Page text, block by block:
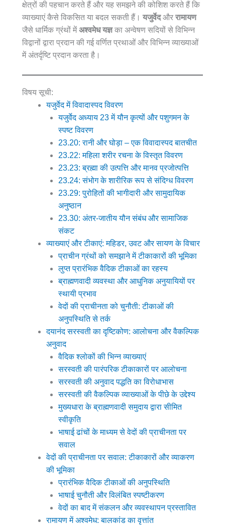
क्षेत्रों की पहचान करते हैं और यह समझने की कोशिश करते हैं कि
व्याख्याएं कैसे विकसित या बदल सकती हैं। यजुर्वेदऔर रामायण
जैसे धार्मिक ग्रंथों मेंअश्वमेध यज्ञका अन्वेषण सदियों से विभिन्न
विद्वानों द्वारा प्रदान की गई वर्णित प्रथाओं और विभिन्न व्याख्याओं
में अंतर्दृष्टि प्रदान करता है।
विषय सूची:
यजुर्वेद में विवादास्पद विवरण
यजुर्वेद अध्याय 23 में यौन कृत्यों और पशुगमन के
स्पष्ट विवरण
23.20: रानी और घोड़ा – एक विवादास्पद बातचीत
23.22: महिला शरीर रचना के विस्तृत विवरण
23.23: ब्रह्मा की उत्पत्ति और मानव प्रजोत्पत्ति
23.24: संभोग के शारीरिक रूप से संदिग्ध विवरण
23.29: पुरोहितों की भागीदारी और सामुदायिक
अनुष्ठान
23.30: अंतर-जातीय यौन संबंध और सामाजिक
संकट
व्याख्याएं और टीकाएं: महिडर, उवट और सायण के विचार
प्राचीन ग्रंथों को समझाने में टीकाकारों की भूमिका
लुप्त प्रारंभिक वैदिक टीकाओं का रहस्य
ब्राह्मणवादी व्यवस्था और आधुनिक अनुयायियों पर
स्थायी प्रभाव
वेदों की प्राचीनता को चुनौती: टीकाओं की
अनुपस्थिति से तर्क
दयानंद सरस्वती का दृष्टिकोण: आलोचना और वैकल्पिक
अनुवाद
वैदिक श्लोकों की भिन्न व्याख्याएं
सरस्वती की पारंपरिक टीकाकारों पर आलोचना
सरस्वती की अनुवाद पद्धति का विरोधाभास
सरस्वती की वैकल्पिक व्याख्याओं के पीछे के उद्देश्य
मुख्यधारा के ब्राह्मणवादी समुदाय द्वारा सीमित
स्वीकृति
भाषाई ढांचों के माध्यम से वेदों की प्राचीनता पर
सवाल
वेदों की प्राचीनता पर सवाल: टीकाकारों और व्याकरण
की भूमिका
प्रारंभिक वैदिक टीकाओं की अनुपस्थिति
भाषाई चुनौती और विलंबित स्पष्टीकरण
वेदों का बाद में संकलन और व्यवस्थापन प्रस्तावित
रामायण में अश्वमेध: बालकांड का वृत्तांत